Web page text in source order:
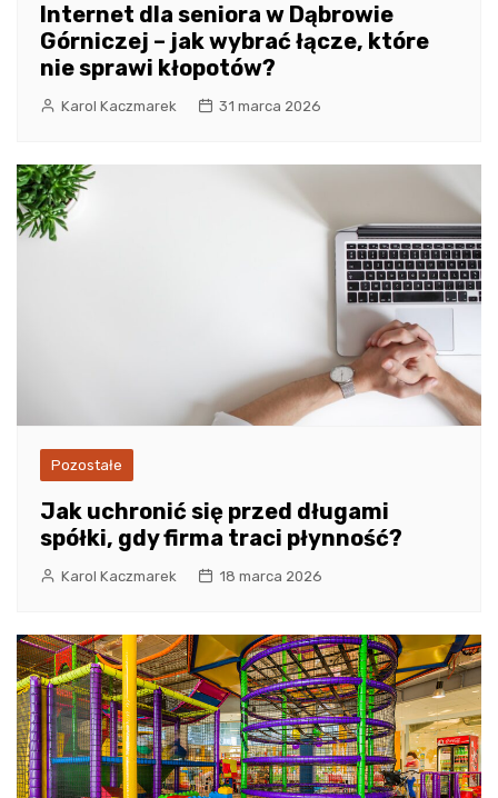
Internet dla seniora w Dąbrowie
Górniczej – jak wybrać łącze, które
nie sprawi kłopotów?
Karol Kaczmarek 31 marca 2026
Pozostałe
Jak uchronić się przed długami
spółki, gdy firma traci płynność?
Karol Kaczmarek 18 marca 2026